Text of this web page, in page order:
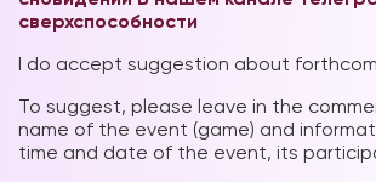
сверхспособности
I do accept suggestion about
To suggest, please leave in the
name of the event (game) and
time and date of the event, its